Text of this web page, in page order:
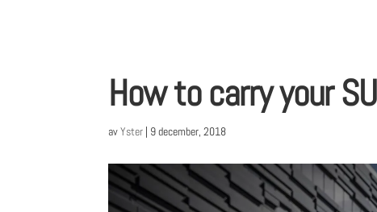
How to carry your
avYster | 9 december, 2018